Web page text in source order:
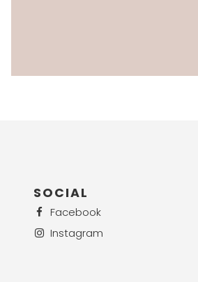
SOCIAL
Facebook
Instagram